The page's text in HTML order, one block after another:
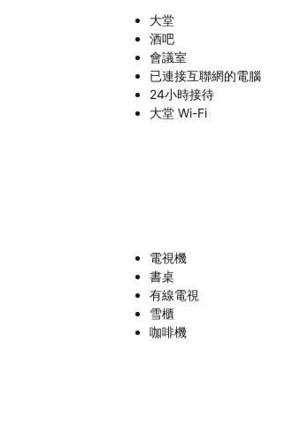
大堂
酒吧
會議室
已連接互聯網的電腦
24小時接待
大堂 Wi-Fi
電視機
書桌
有線電視
雪櫃
咖啡機